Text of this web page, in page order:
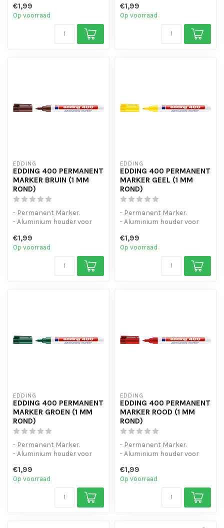
- Zelfs natte e...
€1,99
Op voorraad
- Zelfs natte e...
€1,99
Op voorraad
EDDING
EDDING 400 PERMANENT
MARKER BRUIN (1 MM
ROND)
- Permanent Marker.
- Aluminium houder voor
- Zelfs natte e...
€1,99
Op voorraad
EDDING
EDDING 400 PERMANENT
MARKER GEEL (1 MM
ROND)
- Permanent Marker.
- Aluminium houder voor
- Zelfs natte e...
€1,99
Op voorraad
EDDING
EDDING 400 PERMANENT
MARKER GROEN (1 MM
ROND)
- Permanent Marker.
- Aluminium houder voor
- Zelfs natte e...
€1,99
Op voorraad
EDDING
EDDING 400 PERMANENT
MARKER ROOD (1 MM
ROND)
- Permanent Marker.
- Aluminium houder voor
- Zelfs natte e...
€1,99
Op voorraad